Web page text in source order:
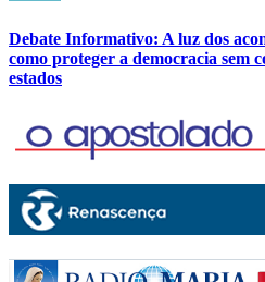
Debate Informativo: A luz dos
como proteger a democracia sem
estados